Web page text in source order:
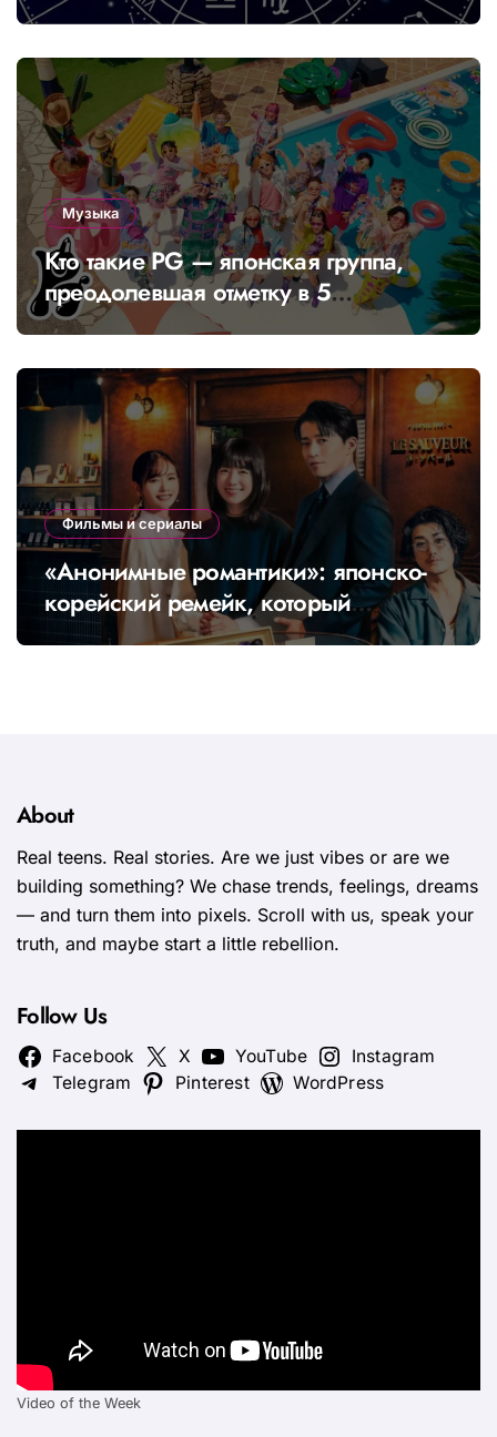
Музыка
Кто такие PG — японская группа,
преодолевшая отметку в 5
миллионов просмотров с «Banabana»
Фильмы и сериалы
«Анонимные романтики»: японско-
корейский ремейк, который
покоряет всю Азию
About
Real teens. Real stories. Are we just vibes or are we
building something? We chase trends, feelings, dreams
— and turn them into pixels. Scroll with us, speak your
truth, and maybe start a little rebellion.
Follow Us
Facebook X YouTube
Instagram
Telegram
Pinterest WordPress
Video of the Week